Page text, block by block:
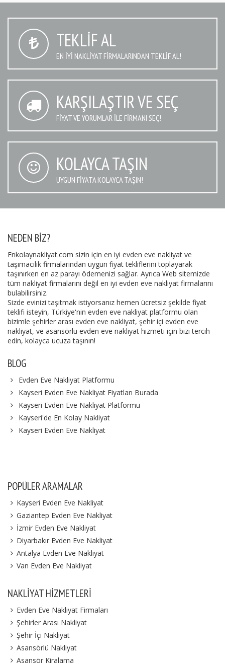
TEKLIF AL
EN IYI NAKLIYAT FIRMALARINDAN TEKLIF AL!
KARŞILAŞTIR VE SEÇ
FIYAT VE YORUMLAR İLE FIRMANI SEÇ!
KOLAYCA TAŞIN
UYGUN FIYATA KOLAYCA TAŞIN!
NEDEN BIZ?
Enkolaynakliyat.com sizin için en iyi evden eve nakliyat ve
taşımacılık firmalarından uygun fiyat tekliflerini toplayarak
taşınırken en az parayı ödemenizi sağlar. Ayrıca Web sitemizde
tüm nakliyat firmalarını değil en iyi evden eve nakliyat firmalarını
bulabilirsiniz.
Sizde evinizi taşıtmak istiyorsanız hemen ücretsiz şekilde fiyat
teklifi isteyin, Türkiye'nin evden eve nakliyat platformu olan
bizimle şehirler arası evden eve nakliyat, şehir içi evden eve
nakliyat, ve asansörlü evden eve nakliyat hizmeti için bizi tercih
edin, kolayca ucuza taşının!
BLOG
Evden Eve Nakliyat Platformu
Kayseri Evden Eve Nakliyat Fiyatları Burada
Kayseri Evden Eve Nakliyat Platformu
Kayseri'de En Kolay Nakliyat
Kayseri Evden Eve Nakliyat
POPÜLER ARAMALAR
Kayseri Evden Eve Nakliyat
Gaziantep Evden Eve Nakliyat
İzmir Evden Eve Nakliyat
Diyarbakır Evden Eve Nakliyat
Antalya Evden Eve Nakliyat
Van Evden Eve Nakliyat
NAKLIYAT HIZMETLERI
Evden Eve Nakliyat Firmaları
Şehirler Arası Nakliyat
Şehir İçi Nakliyat
Asansörlü Nakliyat
Asansör Kiralama